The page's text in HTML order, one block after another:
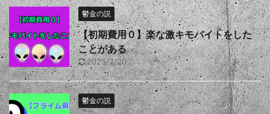
鬱金の説
【初期費用０】楽な激キモバイトをした
ことがある
2025/3/20
鬱金の説